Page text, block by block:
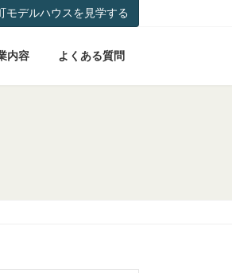
モデルハウスを見学する
内容 よくある質問